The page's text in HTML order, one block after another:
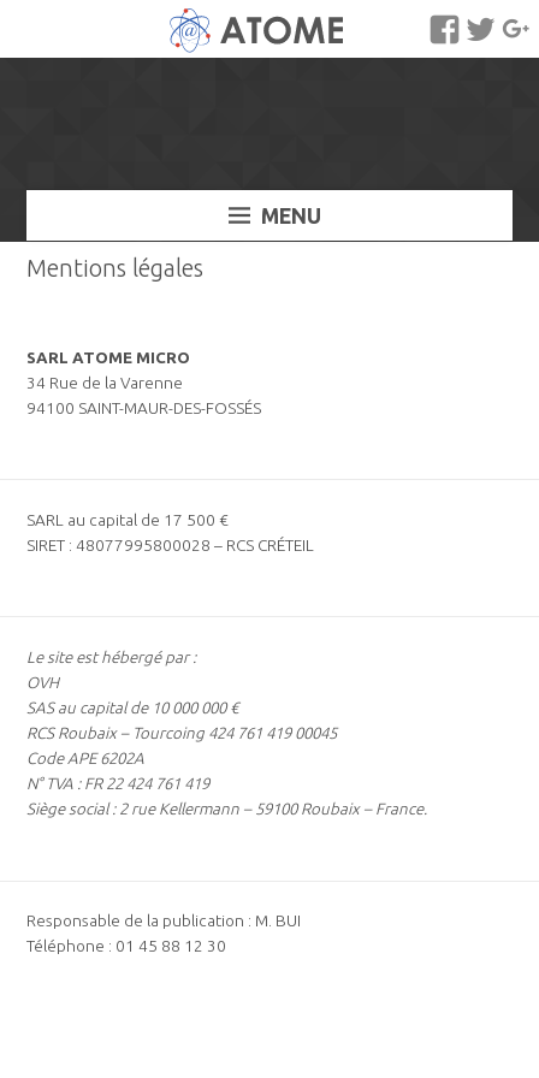
MENU
Mentions légales
SARL ATOME MICRO
34 Rue de la Varenne
94100 SAINT-MAUR-DES-FOSSÉS
SARL au capital de 17 500 €
SIRET : 48077995800028 – RCS CRÉTEIL
Le site est hébergé par :
OVH
SAS au capital de 10 000 000 €
RCS Roubaix – Tourcoing 424 761 419 00045
Code APE 6202A
N° TVA : FR 22 424 761 419
Siège social : 2 rue Kellermann – 59100 Roubaix – France.
Responsable de la publication : M. BUI
Téléphone : 01 45 88 12 30